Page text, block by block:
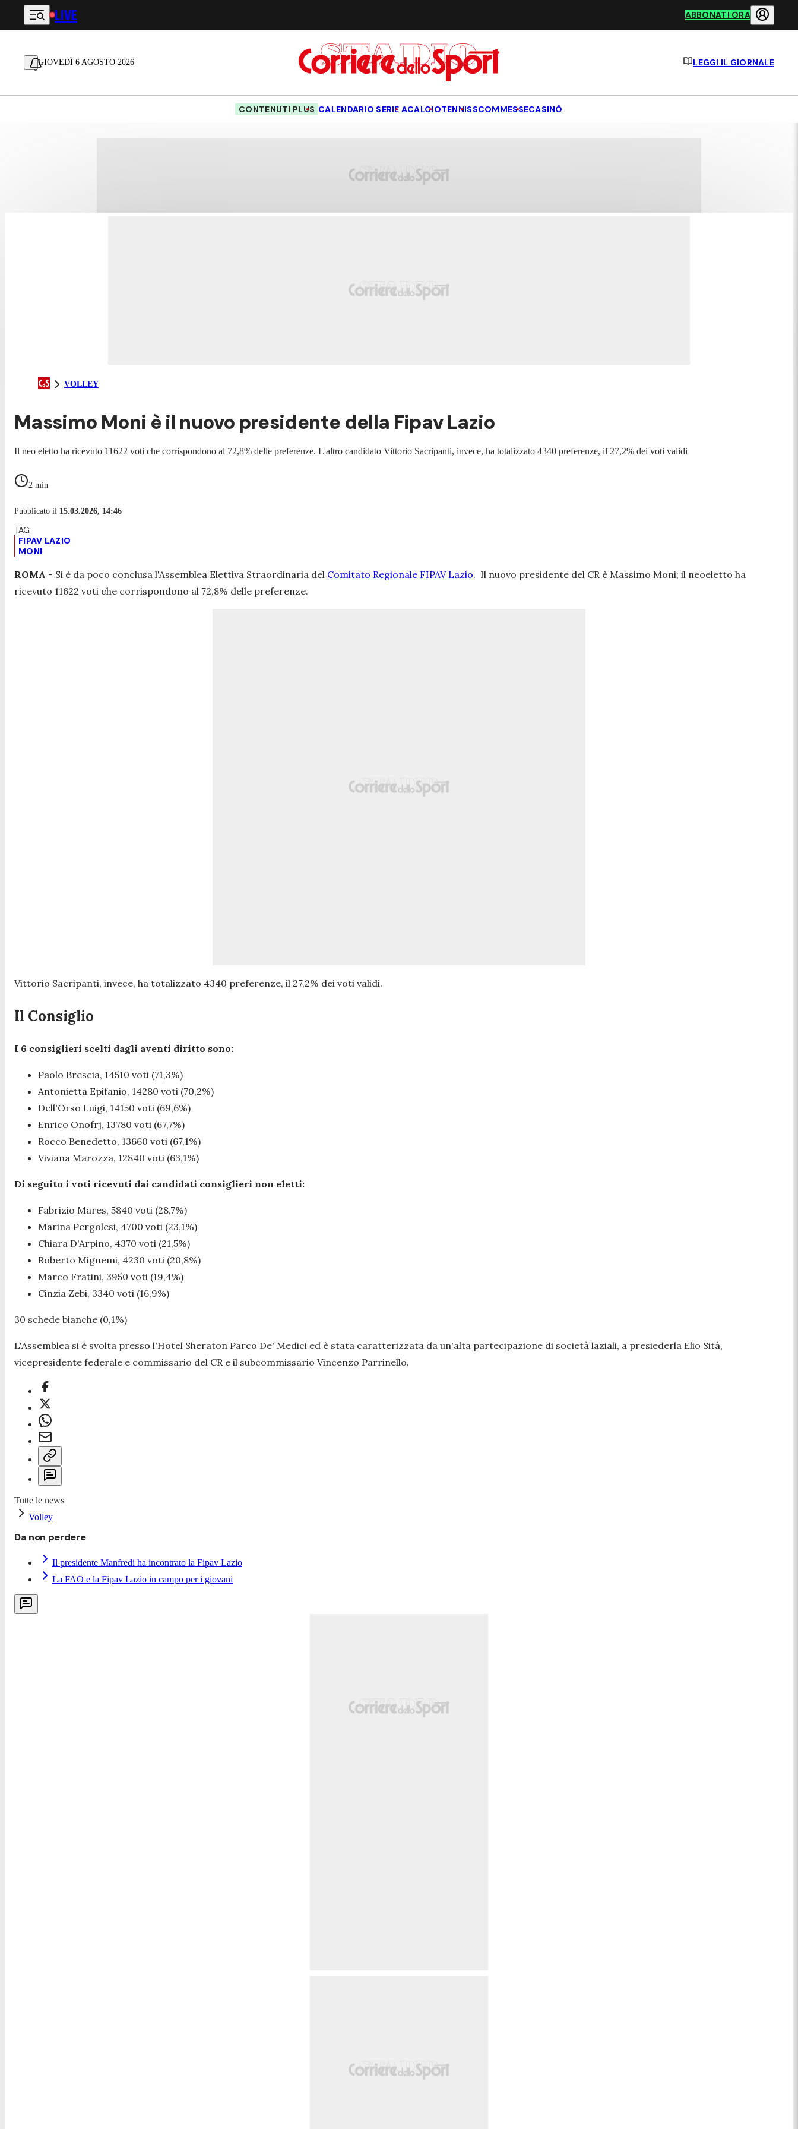
Vai al contenuto principale
LIVE ABBONATI ORA
GIOVEDÌ 6 AGOSTO 2026 LEGGI IL GIORNALE
CONTENUTI PLUS CALENDARIO SERIE ACALCIOTENNISSCOMMESSECASINÒ
VOLLEY
Massimo Moni è il nuovo presidente della Fipav Lazio
Il neo eletto ha ricevuto 11622 voti che corrispondono al 72,8% delle preferenze. L'altro candidato Vittorio Sacripanti, invece, ha totalizzato 4340 preferenze, il 27,2% dei voti validi
2 min
Pubblicato il 15.03.2026, 14:46
FIPAV LAZIO
MONI
ROMA - Si è da poco conclusa l'Assemblea Elettiva Straordinaria del Comitato Regionale FIPAV Lazio. Il nuovo presidente del CR è Massimo Moni; il neoeletto ha
ricevuto 11622 voti che corrispondono al 72,8% delle preferenze.
Vittorio Sacripanti, invece, ha totalizzato 4340 preferenze, il 27,2% dei voti validi.
Il Consiglio
I 6 consiglieri scelti dagli aventi diritto sono:
Paolo Brescia, 14510 voti (71,3%)
Antonietta Epifanio, 14280 voti (70,2%)
Dell'Orso Luigi, 14150 voti (69,6%)
Enrico Onofrj, 13780 voti (67,7%)
Rocco Benedetto, 13660 voti (67,1%)
Viviana Marozza, 12840 voti (63,1%)
Di seguito i voti ricevuti dai candidati consiglieri non eletti:
Fabrizio Mares, 5840 voti (28,7%)
Marina Pergolesi, 4700 voti (23,1%)
Chiara D'Arpino, 4370 voti (21,5%)
Roberto Mignemi, 4230 voti (20,8%)
Marco Fratini, 3950 voti (19,4%)
Cinzia Zebi, 3340 voti (16,9%)
30 schede bianche (0,1%)
L'Assemblea si è svolta presso l'Hotel Sheraton Parco De' Medici ed è stata caratterizzata da un'alta partecipazione di società laziali, a presiederla Elio Sità,
vicepresidente federale e commissario del CR e il subcommissario Vincenzo Parrinello.
Tutte le news
Volley
Da non perdere
Il presidente Manfredi ha incontrato la Fipav Lazio
La FAO e la Fipav Lazio in campo per i giovani